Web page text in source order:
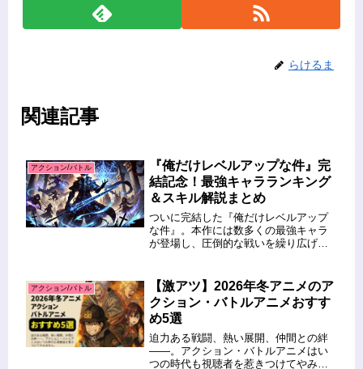
らけるま
関連記事
アクション/バトル
『俺だけレベルアップな件』完
結記念！最強キャラランキング
＆スキル解説まとめ
ついに完結した『俺だけレベルアップ
な件』。本作には数多くの最強キャラ
が登場し、圧倒的な戦いを繰り広げま
解説します！この記事を読むとわかる
こと 『俺だけレベルアップな件』の
最...
アクション/バトル
【激アツ】2026年冬アニメのア
クション・バトルアニメおすす
め5選
迫力ある戦闘、熱い展開、仲間との絆
――。アクション・バトルアニメはい
つの時代も視聴者を惹きつけてやみま